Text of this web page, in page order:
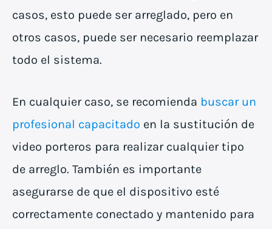
casos, esto puede ser arreglado, pero en
otros casos, puede ser necesario reemplazar
todo el sistema.
En cualquier caso, se recomienda buscar un
profesional capacitado en la sustitución de
video porteros para realizar cualquier tipo
de arreglo. También es importante
asegurarse de que el dispositivo esté
correctamente conectado y mantenido para